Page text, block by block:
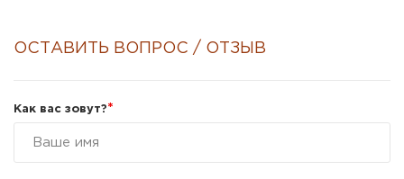
ОСТАВИТЬ ВОПРОС / ОТЗЫВ
Как вас зовут?*